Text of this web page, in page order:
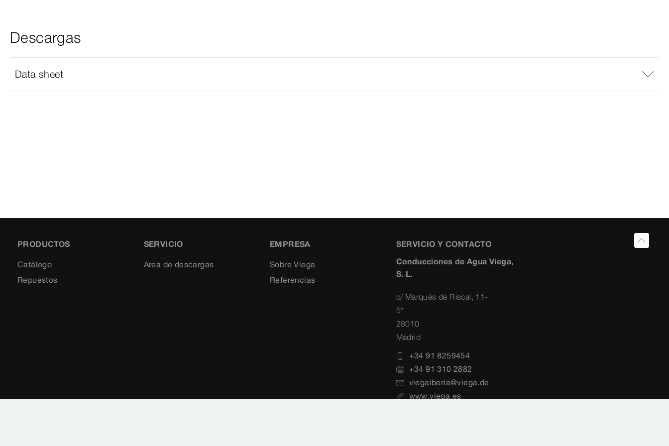
Descargas
Data sheet
PRODUCTOS
Catálogo
Repuestos
SERVICIO
Area de descargas
EMPRESA
Sobre Viega
Referencias
SERVICIO Y CONTACTO
Conducciones de Agua Viega,
S. L.
c/ Marqués de Riscal, 11-
5°
28010
Madrid
+34 91 8259454
+34 91 310 2882
viegaiberia@viega.de
www.viega.es